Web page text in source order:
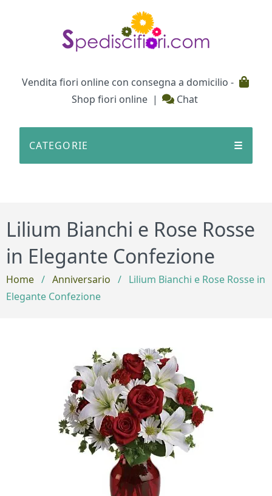
Vendita fiori online con consegna a domicilio -
Shop fiori online | Chat
CATEGORIE ☰
Lilium Bianchi e Rose Rosse
in Elegante Confezione
Home / Anniversario / Lilium Bianchi e Rose Rosse in
Elegante Confezione